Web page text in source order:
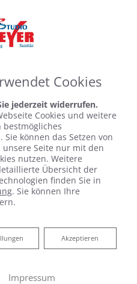
Musterbäder »Basic-Bad 7 ㎡
Cookies
jederzeit widerrufen.
Cookies und weitere
können das Setzen von
unsere Seite nur mit den
nutzen. Weitere
Übersicht der
finden Sie in
. Sie können Ihre
Akzeptieren
Impressum